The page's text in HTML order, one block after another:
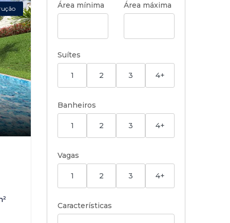
Área mínima Área máxima
Suítes
1 2 3 4+
Banheiros
1 2 3 4+
Vagas
1 2 3 4+
Características